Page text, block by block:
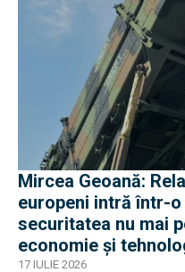
Mircea Geoană:
europeni intră într-o
securitatea nu mai
economie și
17 IULIE 2026